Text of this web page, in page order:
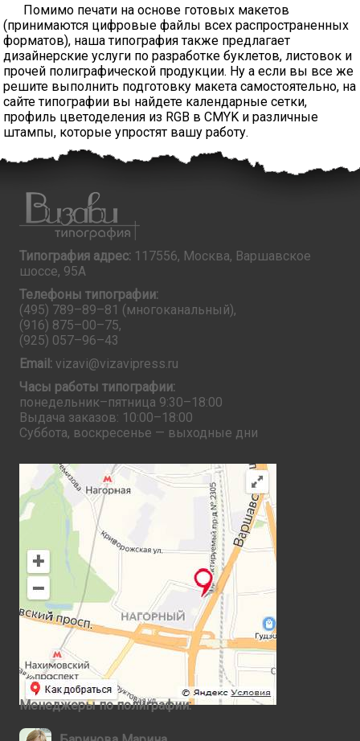
Помимо печати на основе готовых макетов
(принимаются цифровые файлы всех распространенных
форматов), наша типография также предлагает
дизайнерские услуги по разработке буклетов, листовок и
прочей полиграфической продукции. Ну а если вы все же
решите выполнить подготовку макета самостоятельно, на
сайте типографии вы найдете календарные сетки,
профиль цветоделения из RGB в CMYK и различные
штампы, которые упростят вашу работу.
Типография адрес: 117556, Москва, Варшавское
шоссе, 95А
Телефоны типографии:
(495) 789–89–81 (многоканальный),
(916) 875–00–75,
(925) 057–96–43
Email: vizavi@vizavipress.ru
Часы работы типографии:
понедельник–пятница 9:30–18:00
Выдача заказов: 10:00–18:00
Суббота, воскресенье — выходные дни
Менеджеры по полиграфии: